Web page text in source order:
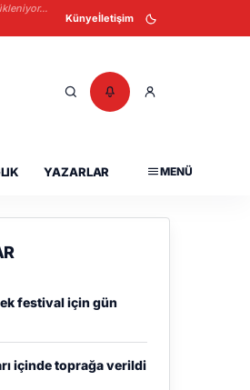
Künyeİletişim
YAZARLAR MENÜ
festival için gün
içinde toprağa verildi